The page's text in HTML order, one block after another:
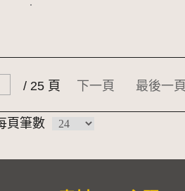
/ 25 頁 下一頁 最後一頁
頁筆數